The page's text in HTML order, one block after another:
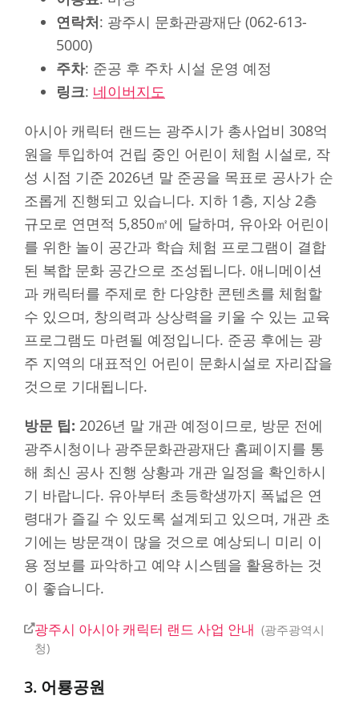
연락처: 광주시 문화관광재단 (062-613-
5000)
주차: 준공 후 주차 시설 운영 예정
링크: 네이버지도
아시아 캐릭터 랜드는 광주시가 총사업비 308억
원을 투입하여 건립 중인 어린이 체험 시설로, 작
성 시점 기준 2026년 말 준공을 목표로 공사가 순
조롭게 진행되고 있습니다. 지하 1층, 지상 2층
규모로 연면적 5,850㎡에 달하며, 유아와 어린이
를 위한 놀이 공간과 학습 체험 프로그램이 결합
된 복합 문화 공간으로 조성됩니다. 애니메이션
과 캐릭터를 주제로 한 다양한 콘텐츠를 체험할
수 있으며, 창의력과 상상력을 키울 수 있는 교육
프로그램도 마련될 예정입니다. 준공 후에는 광
주 지역의 대표적인 어린이 문화시설로 자리잡을
것으로 기대됩니다.
방문 팁: 2026년 말 개관 예정이므로, 방문 전에
광주시청이나 광주문화관광재단 홈페이지를 통
해 최신 공사 진행 상황과 개관 일정을 확인하시
기 바랍니다. 유아부터 초등학생까지 폭넓은 연
령대가 즐길 수 있도록 설계되고 있으며, 개관 초
기에는 방문객이 많을 것으로 예상되니 미리 이
용 정보를 파악하고 예약 시스템을 활용하는 것
이 좋습니다.
광주시 아시아 캐릭터 랜드 사업 안내
광주광역시
청
3. 어룡공원